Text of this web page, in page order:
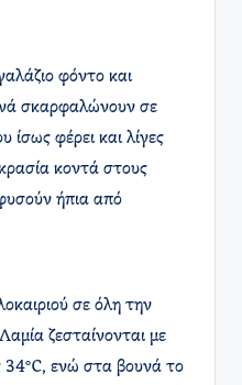
φόντο και
σκαρφαλώνουν σε
ίσως φέρει και λίγες
κοντά στους
ήπια από
σε όλη την
ζεσταίνονται με
34°C, ενώ στα βουνά το